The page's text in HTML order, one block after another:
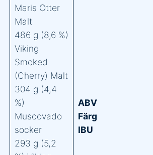
Maris Otter
Malt
486 g (8,6 %)
Viking
Smoked
(Cherry) Malt
304 g (4,4
%)
Muscovado
socker
293 g (5,2
ABV
Färg
IBU